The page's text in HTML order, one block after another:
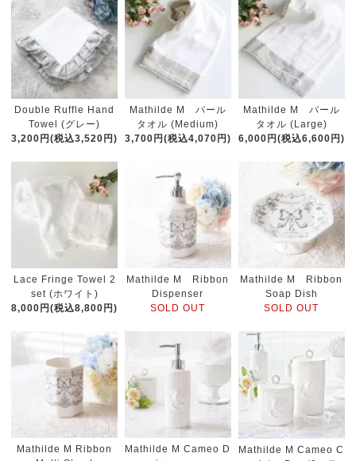
Double Ruffle Hand
Towel (グレー)
3,200円(税込3,520円)
Mathilde M パール
タオル (Medium)
3,700円(税込4,070円)
Mathilde M パール
タオル (Large)
6,000円(税込6,600円)
Lace Fringe Towel 2
set (ホワイト)
8,000円(税込8,800円)
Mathilde M Ribbon
Dispenser
SOLD OUT
Mathilde M Ribbon
Soap Dish
SOLD OUT
Mathilde M Ribbon
Mathilde M Cameo D
Mathilde M Cameo C